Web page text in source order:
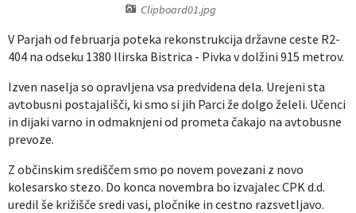
Clipboard01.jpg
V Parjah od februarja poteka rekonstrukcija državne ceste R2-
404 na odseku 1380 Ilirska Bistrica - Pivka v dolžini 915 metrov.
Izven naselja so opravljena vsa predvidena dela. Urejeni sta
avtobusni postajališči, ki smo si jih Parci že dolgo želeli. Učenci
in dijaki varno in odmaknjeni od prometa čakajo na avtobusne
prevoze.
Z občinskim središčem smo po novem povezani z novo
kolesarsko stezo. Do konca novembra bo izvajalec CPK d.d.
uredil še križišče sredi vasi, pločnike in cestno razsvetljavo.
Kultura, šport in turizem
Sociala in zdravstvo
Skupna občinska uprava